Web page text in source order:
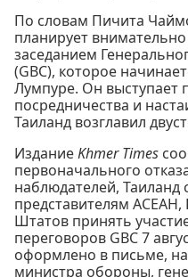
По словам Пичита
планирует
заседанием
(GBC), которое
Лумпуре. Он выступает
посредничества и
Таиланд возглавил
ИзданиеKhmer Times
первоначального
наблюдателей, Таиланд
представителям
Штатов принять
переговоров GBC 7
оформлено в письме,
министра обороны,